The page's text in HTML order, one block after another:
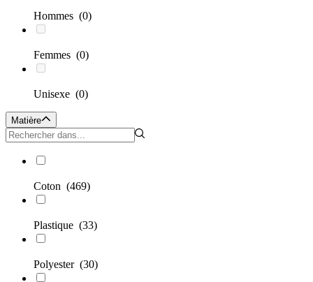
Hommes (0)
Femmes (0)
Unisexe (0)
Matière
Coton (469)
Plastique (33)
Polyester (30)